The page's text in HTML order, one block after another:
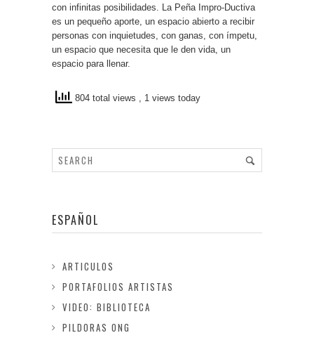
con infinitas posibilidades. La Peña Impro-Ductiva
es un pequeño aporte, un espacio abierto a recibir
personas con inquietudes, con ganas, con ímpetu,
un espacio que necesita que le den vida, un
espacio para llenar.
804 total views , 1 views today
ESPAÑOL
ARTICULOS
PORTAFOLIOS ARTISTAS
VIDEO: BIBLIOTECA
PILDORAS ONG